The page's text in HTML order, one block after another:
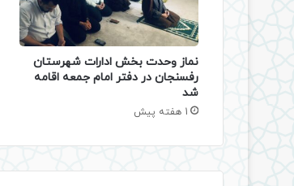
نماز وحدت بخش ادارات شهرستان
رفسنجان در دفتر امام جمعه اقامه
شد
1 هفته پیش